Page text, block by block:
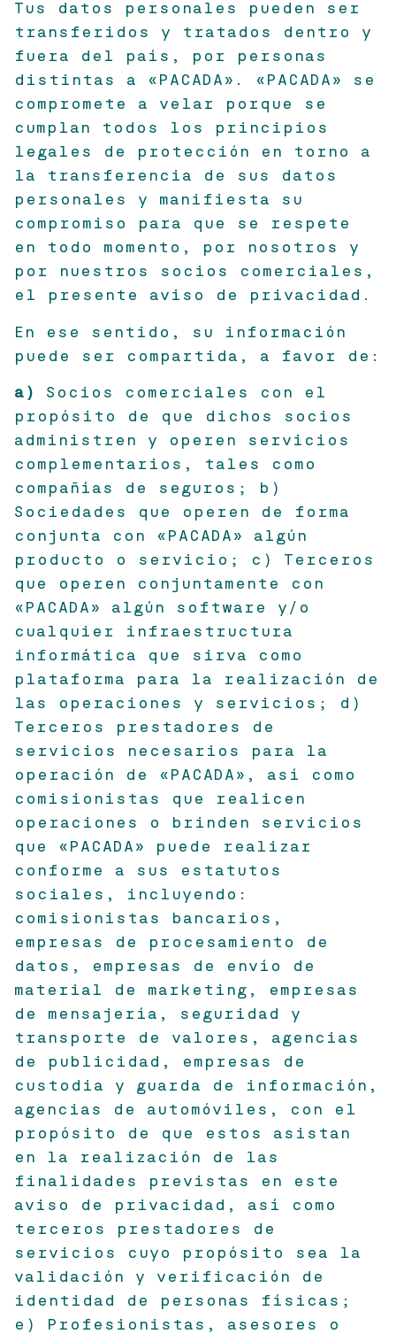
Tus datos personales pueden ser
transferidos y tratados dentro y
fuera del país, por personas
distintas a «PACADA». «PACADA» se
compromete a velar porque se
cumplan todos los principios
legales de protección en torno a
la transferencia de sus datos
personales y manifiesta su
compromiso para que se respete
en todo momento, por nosotros y
por nuestros socios comerciales,
el presente aviso de privacidad.
En ese sentido, su información
puede ser compartida, a favor de:
a)
Socios comerciales con el
propósito de que dichos socios
administren y operen servicios
complementarios, tales como
compañías de seguros; b)
Sociedades que operen de forma
conjunta con «PACADA» algún
producto o servicio; c) Terceros
que operen conjuntamente con
«PACADA» algún software y/o
cualquier infraestructura
informática que sirva como
plataforma para la realización de
las operaciones y servicios; d)
Terceros prestadores de
servicios necesarios para la
operación de «PACADA», así como
comisionistas que realicen
operaciones o brinden servicios
que «PACADA» puede realizar
conforme a sus estatutos
sociales, incluyendo:
comisionistas bancarios,
empresas de procesamiento de
datos, empresas de envío de
material de marketing, empresas
de mensajería, seguridad y
transporte de valores, agencias
de publicidad, empresas de
custodia y guarda de información,
agencias de automóviles, con el
propósito de que estos asistan
en la realización de las
finalidades previstas en este
aviso de privacidad, así como
terceros prestadores de
servicios cuyo propósito sea la
validación y verificación de
identidad de personas físicas;
e) Profesionistas, asesores o